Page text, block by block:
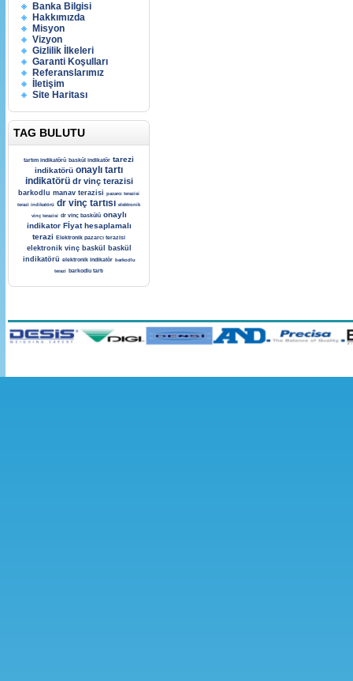
Banka Bilgisi
Hakkımızda
Misyon
Vizyon
Gizlilik İlkeleri
Garanti Koşulları
Referanslarımız
İletişim
Site Haritası
TAG BULUTU
tartım indikatörü baskül indikatör tarezi
indikatörü onaylı tartı
indikatörü dr vinç terazisi
barkodlu manav terazisi pazarcı terazisi
terazi indikatörü dr vinç tartısı elektronik
vinç terazisi dr vinç baskülü onaylı
indikator Fİyat hesaplamalı
terazi
Elektronik pazarcı terazisi
elektronik vinç baskül
baskül
indikatörü elektronik indikatör barkodlu
terazi barkodlu tartı